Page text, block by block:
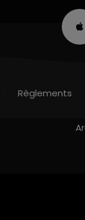
Règlements